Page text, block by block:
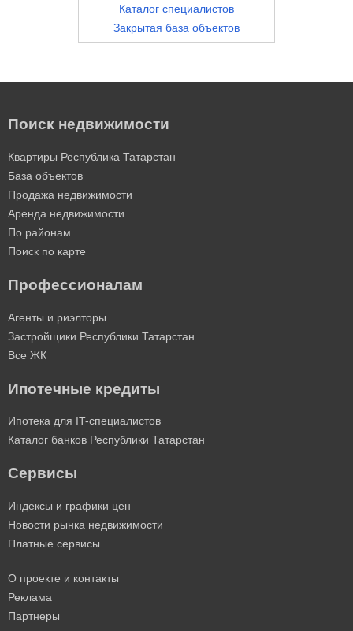
Каталог специалистов
Закрытая база объектов
Поиск недвижимости
Квартиры Республика Татарстан
База объектов
Продажа недвижимости
Аренда недвижимости
По районам
Поиск по карте
Профессионалам
Агенты и риэлторы
Застройщики Республики Татарстан
Все ЖК
Ипотечные кредиты
Ипотека для IT-специалистов
Каталог банков Республики Татарстан
Сервисы
Индексы и графики цен
Новости рынка недвижимости
Платные сервисы
О проекте и контакты
Реклама
Партнеры